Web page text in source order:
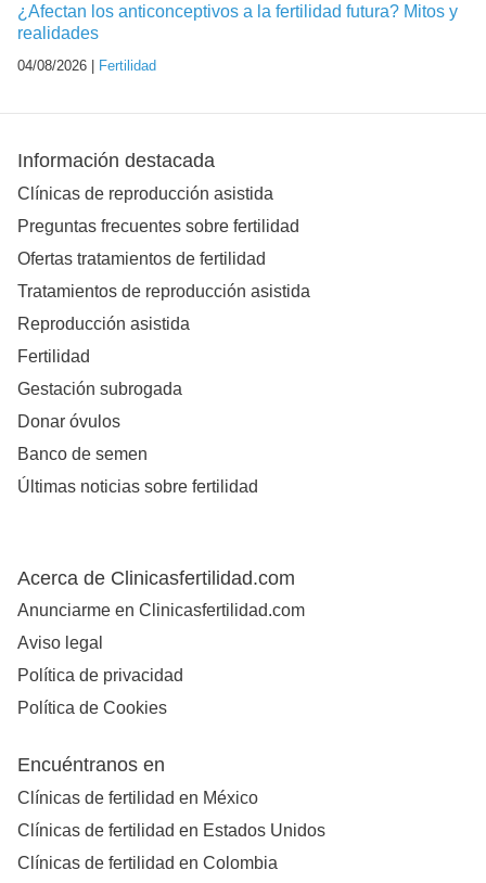
¿Afectan los anticonceptivos a la fertilidad futura? Mitos y
realidades
04/08/2026 | Fertilidad
Información destacada
Clínicas de reproducción asistida
Preguntas frecuentes sobre fertilidad
Ofertas tratamientos de fertilidad
Tratamientos de reproducción asistida
Reproducción asistida
Fertilidad
Gestación subrogada
Donar óvulos
Banco de semen
Últimas noticias sobre fertilidad
Acerca de Clinicasfertilidad.com
Anunciarme en Clinicasfertilidad.com
Aviso legal
Política de privacidad
Política de Cookies
Encuéntranos en
Clínicas de fertilidad en México
Clínicas de fertilidad en Estados Unidos
Clínicas de fertilidad en Colombia